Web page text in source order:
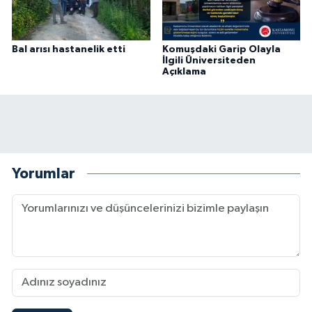
Bal arısı hastanelik etti
Komuşdaki Garip Olayla
İlgili Üniversiteden
Açıklama
Yorumlar